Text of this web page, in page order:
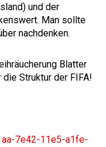
und der
Man sollte
nachdenken.
Blatter
Struktur der FIFA!
7e42-11e5-a1fe-